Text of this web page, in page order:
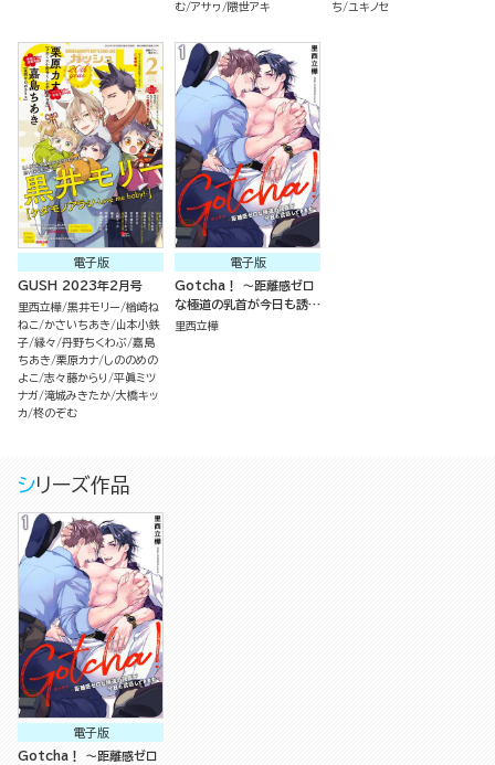
む アサヮ 隈世アキ ち ユキノセ
電子版
GUSH 2023年2月号
里西立樺 黒井モリー 楢崎ね
ねこ
かさいちあき
山本小鉄
子 縁々 丹野ちくわぶ 嘉島
ちあき 栗原カナ しののめの
よこ 志々藤からり
平眞ミツ
ナガ 滝城みきたか 大橋キッ
カ 柊のぞむ
電子版
Gotcha！ ～距離感ゼロ
な極道の乳首が今日も誘惑
してきます～（分冊版）
里西立樺
シリーズ作品
電子版
Gotcha！ ～距離感ゼロ